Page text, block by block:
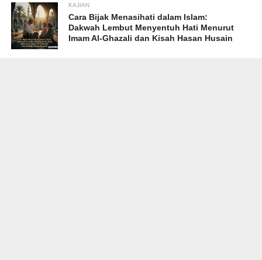
KAJIAN
Cara Bijak Menasihati dalam Islam:
Dakwah Lembut Menyentuh Hati Menurut
Imam Al-Ghazali dan Kisah Hasan Husain